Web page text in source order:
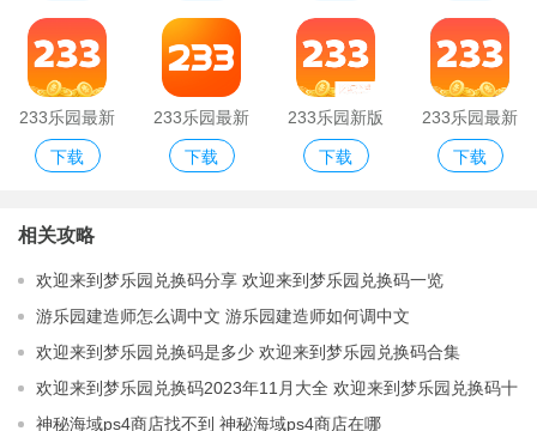
233乐园最新
版
下载
233乐园最新
免费版
下载
233乐园新版
下载
233乐园最新
版2021
下载
相关攻略
欢迎来到梦乐园兑换码分享 欢迎来到梦乐园兑换码一览
游乐园建造师怎么调中文 游乐园建造师如何调中文
欢迎来到梦乐园兑换码是多少 欢迎来到梦乐园兑换码合集
欢迎来到梦乐园兑换码2023年11月大全 欢迎来到梦乐园兑换码十
一月最新分享
神秘海域ps4商店找不到 神秘海域ps4商店在哪